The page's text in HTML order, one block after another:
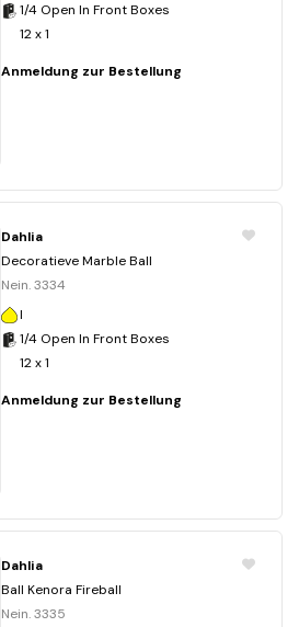
1/4 Open In Front Boxes
12 x 1
Anmeldung zur Bestellung
Dahlia
Decoratieve Marble Ball
Nein. 3334
I
1/4 Open In Front Boxes
12 x 1
Anmeldung zur Bestellung
Dahlia
Ball Kenora Fireball
Nein. 3335